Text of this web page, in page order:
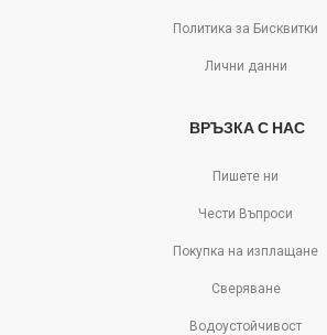
Политика за Бисквитки
Лични данни
ВРЪЗКА С НАС
Пишете ни
Чести Въпроси
Покупка на изплащане
Сверяване
Водоустойчивост